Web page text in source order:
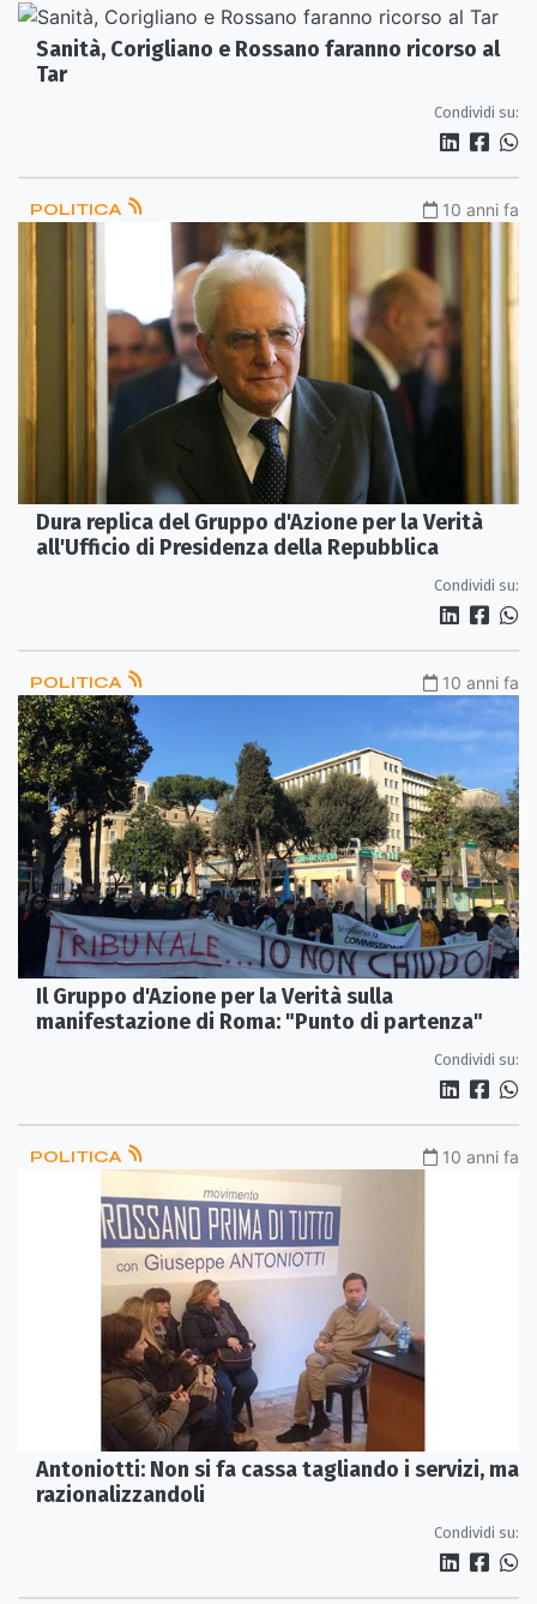
Sanità, Corigliano e Rossano faranno ricorso al
Tar
Condividi su:
POLITICA 10 anni fa
Dura replica del Gruppo d'Azione per la Verità
all'Ufficio di Presidenza della Repubblica
Condividi su:
POLITICA 10 anni fa
Il Gruppo d'Azione per la Verità sulla
manifestazione di Roma: "Punto di partenza"
Condividi su:
POLITICA 10 anni fa
Antoniotti: Non si fa cassa tagliando i servizi, ma
razionalizzandoli
Condividi su: